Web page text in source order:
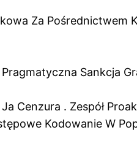
Za Pośrednictwem
Sankcja
Cenzura . Zespół
Kodowanie W